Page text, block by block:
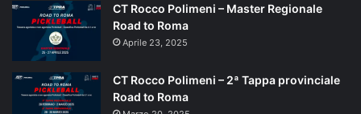
CT Rocco Polimeni – Master Regionale
Road to Roma
Aprile 23, 2025
CT Rocco Polimeni – 2ª Tappa provinciale
Road to Roma